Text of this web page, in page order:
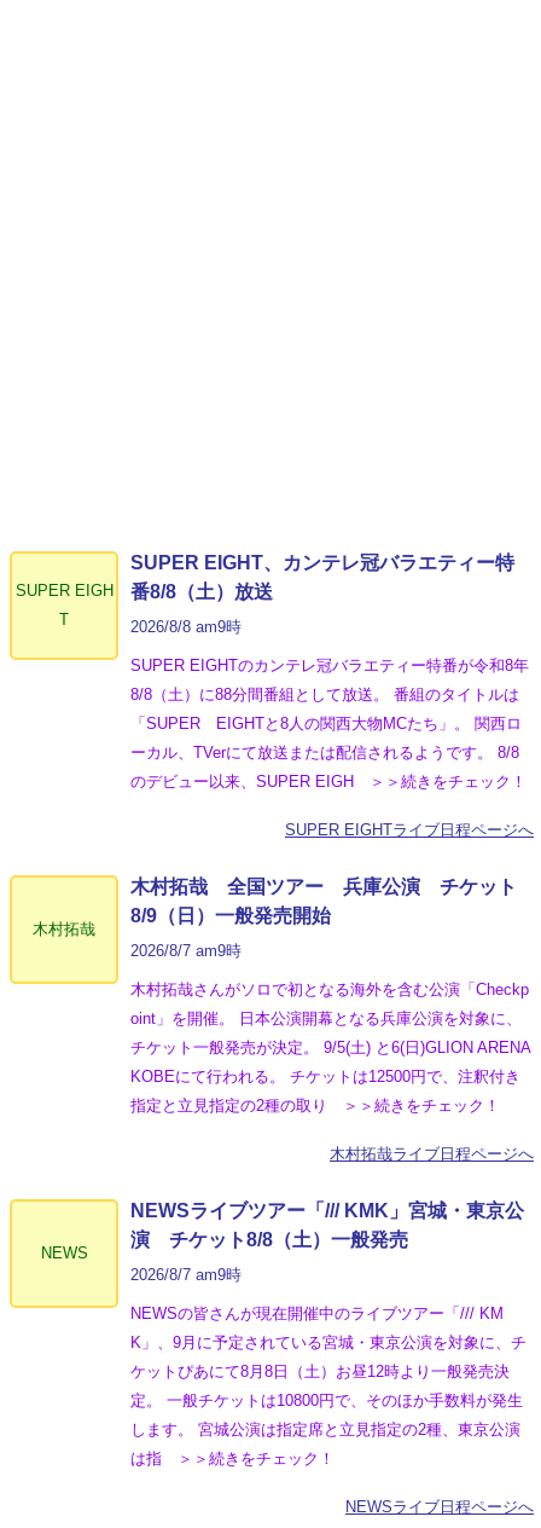
SUPER EIGH
T
SUPER EIGHT、カンテレ冠バラエティー特
番8/8（土）放送
2026/8/8 am9時
SUPER EIGHTのカンテレ冠バラエティー特番が令和8年
8/8（土）に88分間番組として放送。 番組のタイトルは
「SUPER EIGHTと8人の関西大物MCたち」。 関西ロ
ーカル、TVerにて放送または配信されるようです。 8/8
のデビュー以来、SUPER EIGH ＞＞続きをチェック！
SUPER EIGHTライブ日程ページへ
木村拓哉
木村拓哉 全国ツアー 兵庫公演 チケット
8/9（日）一般発売開始
2026/8/7 am9時
木村拓哉さんがソロで初となる海外を含む公演「Checkp
oint」を開催。 日本公演開幕となる兵庫公演を対象に、
チケット一般発売が決定。 9/5(土) と6(日)GLION ARENA
KOBEにて行われる。 チケットは12500円で、注釈付き
指定と立見指定の2種の取り ＞＞続きをチェック！
木村拓哉ライブ日程ページへ
NEWS
NEWSライブツアー「/// KMK」宮城・東京公
演 チケット8/8（土）一般発売
2026/8/7 am9時
NEWSの皆さんが現在開催中のライブツアー「/// KM
K」、9月に予定されている宮城・東京公演を対象に、チ
ケットぴあにて8月8日（土）お昼12時より一般発売決
定。 一般チケットは10800円で、そのほか手数料が発生
します。 宮城公演は指定席と立見指定の2種、東京公演
は指 ＞＞続きをチェック！
NEWSライブ日程ページへ